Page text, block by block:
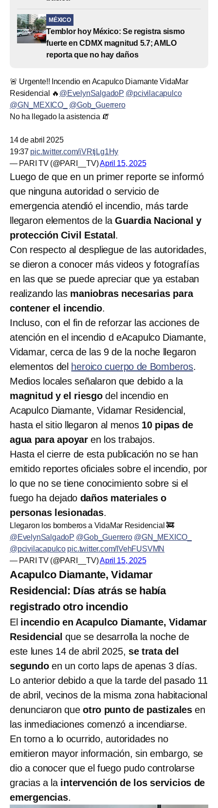
MÉXICO
Temblor hoy México: Se registra sismo
fuerte en CDMX magnitud 5.7; AMLO
reporta que no hay daños
🚨 Urgente!! Incendio en Acapulco Diamante VidaMar
Residencial 🔥 @EvelynSalgadoP @pcivilacapulco
@GN_MEXICO_
@Gob_Guerrero
No ha llegado la asistencia 🧯
14 de abril 2025
19:37 pic.twitter.com/iVRtjLg1Hy
— PARI TV (@PARI__TV)April 15, 2025
Luego de que en un primer reporte se informó
que ninguna autoridad o servicio de
emergencia atendió el incendio, más tarde
llegaron elementos de laGuardia Nacional y
protección Civil Estatal .
Con respecto al despliegue de las autoridades,
se dieron a conocer más videos y fotografías
en las que se puede apreciar que ya estaban
realizando las maniobras necesarias para
contener el incendio.
Incluso, con el fin de reforzar las acciones de
atención en el incendio d eAcapulco Diamante,
Vidamar, cerca de las 9 de la noche llegaron
elementos del heroico cuerpo de Bomberos.
Medios locales señalaron que debido a la
magnitud y el riesgodel incendio en
Acapulco Diamante, Vidamar Residencial,
hasta el sitio llegaron al menos 10 pipas de
agua para apoyar en los trabajos.
Hasta el cierre de esta publicación no se han
emitido reportes oficiales sobre el incendio, por
lo que no se tiene conocimiento sobre si el
fuego ha dejado daños materiales o
personas lesionadas.
Llegaron los bomberos a VidaMar Residencial 🚒
@EvelynSalgadoP @Gob_Guerrero @GN_MEXICO_
@pcivilacapulco pic.twitter.com/IVehFUSVMN
— PARI TV (@PARI__TV)April 15, 2025
Acapulco Diamante, Vidamar
Residencial: Días atrás se había
registrado otro incendio
El incendio en Acapulco Diamante, Vidamar
Residencial que se desarrolla la noche de
este lunes 14 de abril 2025, se trata del
segundoen un corto laps de apenas 3 días.
Lo anterior debido a que la tarde del pasado 11
de abril, vecinos de la misma zona habitacional
denunciaron queotro punto de pastizales en
las inmediaciones comenzó a incendiarse.
En torno a lo ocurrido, autoridades no
emitieron mayor información, sin embargo, se
dio a conocer que el fuego pudo controlarse
gracias a la intervención de los servicios de
emergencias.